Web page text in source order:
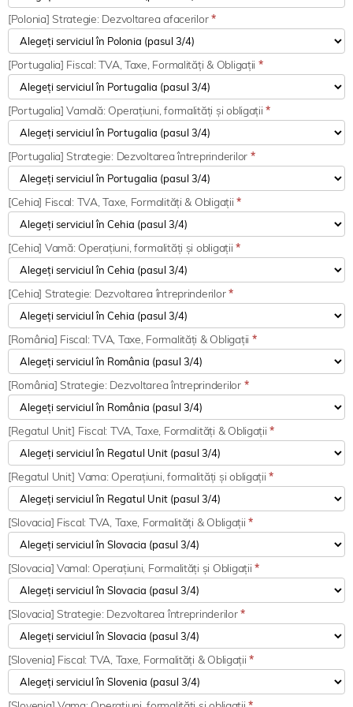
[Polonia] Strategie: Dezvoltarea afacerilor*
[Portugalia] Fiscal: TVA, Taxe, Formalități & Obligații *
[Portugalia] Vamală: Operațiuni, formalități și obligații*
[Portugalia] Strategie: Dezvoltarea întreprinderilor *
[Cehia] Fiscal: TVA, Taxe, Formalități & Obligații*
[Cehia] Vamă: Operațiuni, formalități și obligații*
[Cehia] Strategie: Dezvoltarea întreprinderilor*
[România] Fiscal: TVA, Taxe, Formalități & Obligații *
[România] Strategie: Dezvoltarea întreprinderilor *
[Regatul Unit] Fiscal: TVA, Taxe, Formalități & Obligații*
[Regatul Unit] Vama: Operațiuni, formalități și obligații*
[Slovacia] Fiscal: TVA, Taxe, Formalități & Obligații*
[Slovacia] Vamal: Operațiuni, Formalități și Obligații*
[Slovacia] Strategie: Dezvoltarea întreprinderilor*
[Slovenia] Fiscal: TVA, Taxe, Formalități & Obligații*